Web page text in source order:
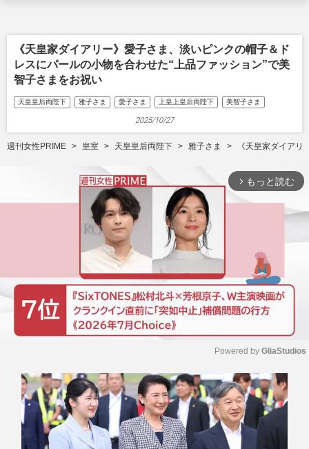
《天皇家ダイアリー》愛子さま、淡いピンクの帽子＆ド
レスにパールの小物を合わせた“上品ファッション”で美
智子さまをお祝い
天皇皇后両陛下 雅子さま 愛子さま 上皇上皇后両陛下 美智子さま
2025/10/27
週刊女性PRIME 皇室 天皇皇后両陛下 雅子さま 《天皇家ダイア
arrow_forward_ios もっと読む
M
u
e
Powered by GliaStudios